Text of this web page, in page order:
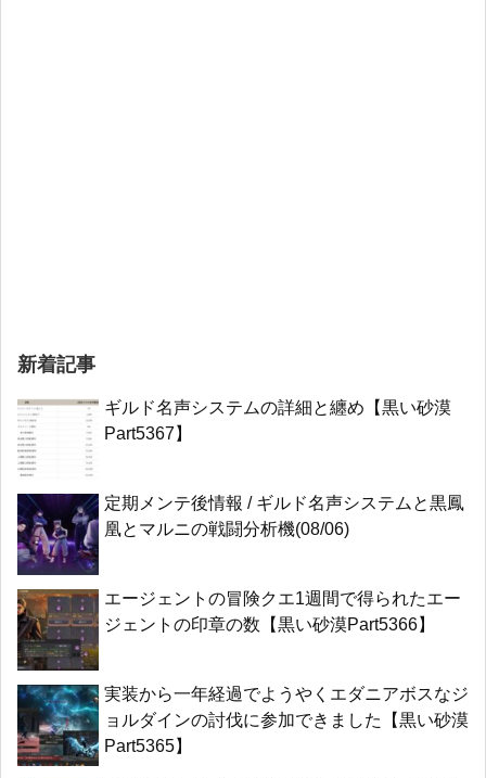
新着記事
ギルド名声システムの詳細と纏め【黒い砂漠
Part5367】
定期メンテ後情報 / ギルド名声システムと黒鳳
凰とマルニの戦闘分析機(08/06)
エージェントの冒険クエ1週間で得られたエー
ジェントの印章の数【黒い砂漠Part5366】
実装から一年経過でようやくエダニアボスなジ
ョルダインの討伐に参加できました【黒い砂漠
Part5365】